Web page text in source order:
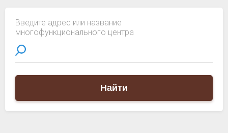
Введите адрес или название
многофункционального центра
Найти